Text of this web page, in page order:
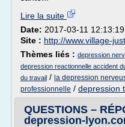
Lire la suite
Date: 2017-03-11 12:13:19
Site : http://www.village-
Thèmes liés : depression
depression reactionnelle accident
du travail / la depression
professionnelle / depression
QUESTIONS –
depression-